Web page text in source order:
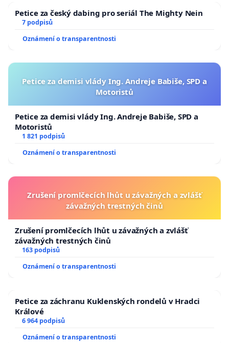
Petice za český dabing pro seriál The Mighty Nein
7 podpisů
Oznámení o transparentnosti
Petice za demisi vlády Ing. Andreje Babiše, SPD a
Motoristů
Petice za demisi vlády Ing. Andreje Babiše, SPD a
Motoristů
1 821 podpisů
Oznámení o transparentnosti
Zrušení promlčecích lhůt u závažných a zvlášť
závažných trestných činů
Zrušení promlčecích lhůt u závažných a zvlášť
závažných trestných činů
163 podpisů
Oznámení o transparentnosti
Petice za záchranu Kuklenských rondelů v Hradci
Králové
6 964 podpisů
Oznámení o transparentnosti